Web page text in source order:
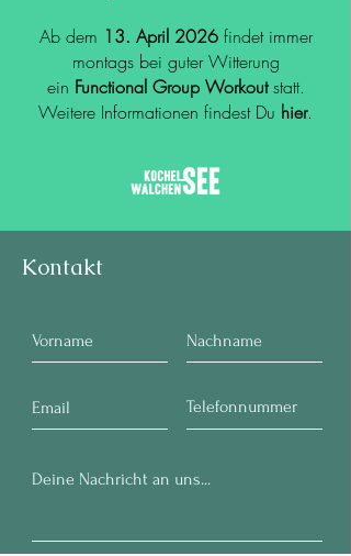
Ab dem 13. April 2026 findet immer
montags bei guter Witterung
ein Functional Group Workoutstatt.
Weitere Informationen findest Du hier.
Kontakt